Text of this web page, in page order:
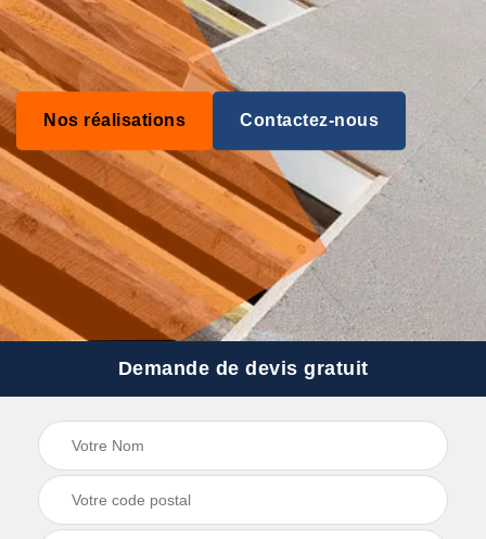
Nos réalisations Contactez-nous
Demande de devis gratuit